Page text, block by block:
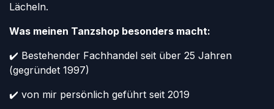
Lächeln.
Was meinen Tanzshop besonders macht:
✔️ Bestehender Fachhandel seit über 25 Jahren
(gegründet 1997)
✔️ von mir persönlich geführt seit 2019